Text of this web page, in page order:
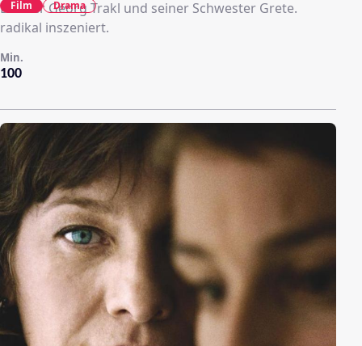
Dichter Georg Trakl und seiner Schwester Grete.
radikal inszeniert.
100
Min.
Film Drama